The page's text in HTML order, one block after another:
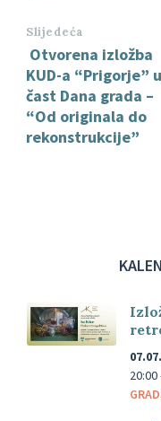
Slijedeća
Otvorena izložba
KUD-a “Prigorje” u
čast Dana grada –
“Od originala do
rekonstrukcije”
20:00